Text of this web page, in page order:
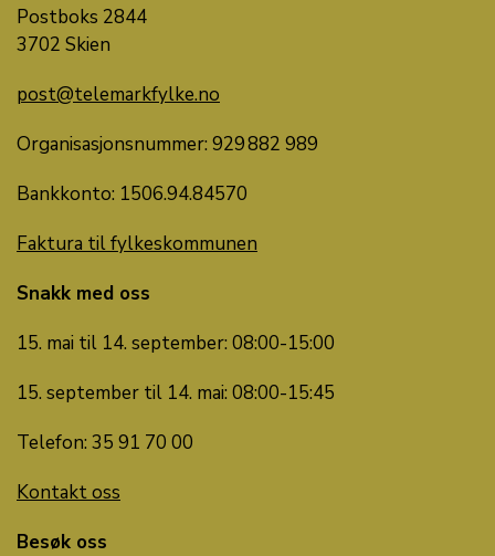
Postboks 2844
3702 Skien
post@telemarkfylke.no
Organisasjonsnummer: 929 882 989
Bankkonto: 1506.94.84570
Faktura til fylkeskommunen
Snakk med oss
15. mai til 14. september: 08:00-15:00
15. september til 14. mai: 08:00-15:45
Telefon: 35 91 70 00
Kontakt oss
Besøk oss